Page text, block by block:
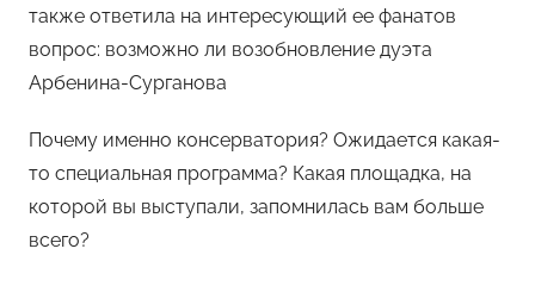
е
м
ь
также ответила на интересующий ее фанатов
вопрос: возможно ли возобновление дуэта
Арбенина-Сурганова
Почему именно консерватория? Ожидается какая-
то специальная программа? Какая площадка, на
которой вы выступали, запомнилась вам больше
всего?